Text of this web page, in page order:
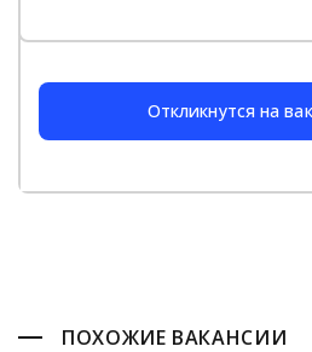
Откликнутся на
ПОХОЖИЕ ВАКАНСИИ